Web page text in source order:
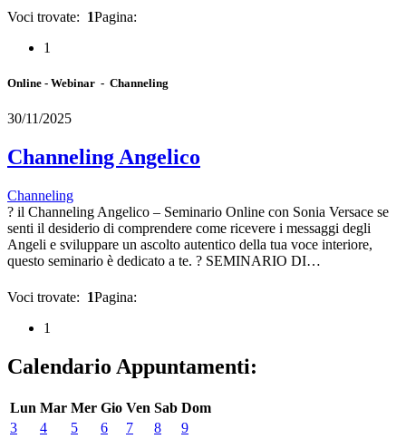
Voci trovate: 1Pagina:
1
Online - Webinar - Channeling
30/11/2025
Channeling Angelico
Channeling
?️ il Channeling Angelico – Seminario Online con Sonia Versace se
senti il desiderio di comprendere come ricevere i messaggi degli
Angeli e sviluppare un ascolto autentico della tua voce interiore,
questo seminario è dedicato a te. ?️ SEMINARIO DI…
Voci trovate: 1Pagina:
1
Calendario Appuntamenti:
Lun Mar Mer Gio Ven Sab Dom
3
4 5 6 7 8
9